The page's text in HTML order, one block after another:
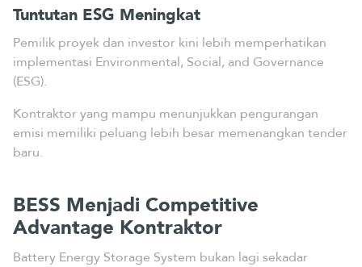
Tuntutan ESG Meningkat
Pemilik proyek dan investor kini lebih memperhatikan
implementasi Environmental, Social, and Governance
(ESG).
Kontraktor yang mampu menunjukkan pengurangan
emisi memiliki peluang lebih besar memenangkan tender
baru.
BESS Menjadi Competitive
Advantage Kontraktor
Battery Energy Storage System bukan lagi sekadar